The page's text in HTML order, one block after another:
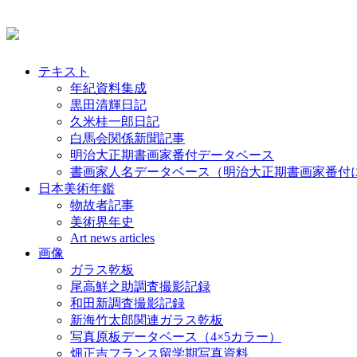
テキスト
年紀資料集成
黒田清輝日記
久米桂一郎日記
白馬会関係新聞記事
明治大正期書画家番付データベース
書画家人名データベース（明治大正期書画家番付
日本美術年鑑
物故者記事
美術界年史
Art news articles
画像
ガラス乾板
尾高鮮之助調査撮影記録
和田新調査撮影記録
新海竹太郎関連ガラス乾板
写真原板データベース（4×5カラー）
畑正吉フランス留学期写真資料